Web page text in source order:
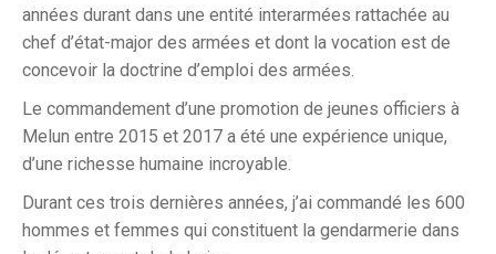
années durant dans une entité interarmées rattachée au
chef d’état-major des armées et dont la vocation est de
concevoir la doctrine d’emploi des armées.
Le commandement d’une promotion de jeunes officiers à
Melun entre 2015 et 2017 a été une expérience unique,
d’une richesse humaine incroyable.
Durant ces trois dernières années, j’ai commandé les 600
hommes et femmes qui constituent la gendarmerie dans